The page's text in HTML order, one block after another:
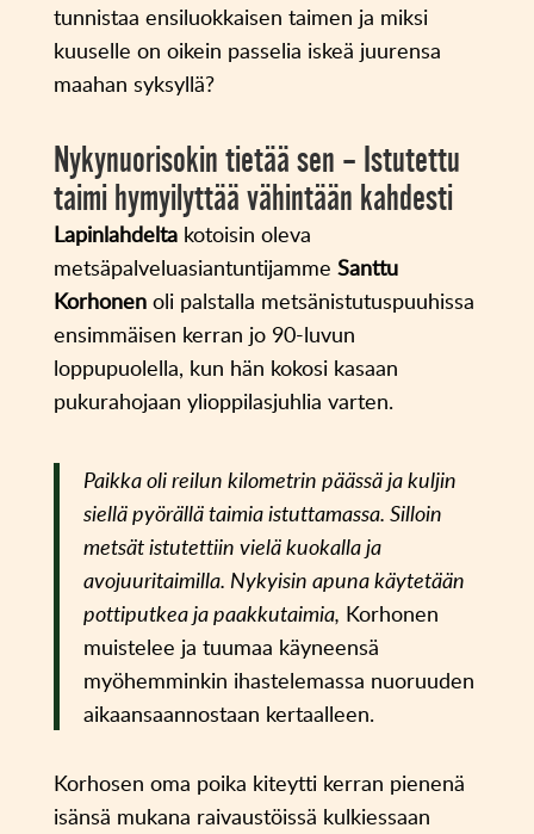
tunnistaa ensiluokkaisen taimen ja miksi
kuuselle on oikein passelia iskeä juurensa
maahan syksyllä?
Nykynuorisokin tietää sen – Istutettu
taimi hymyilyttää vähintään kahdesti
Lapinlahdeltakotoisin oleva
metsäpalveluasiantuntijamme Santtu
Korhonenoli palstalla metsänistutuspuuhissa
ensimmäisen kerran jo 90-luvun
loppupuolella, kun hän kokosi kasaan
pukurahojaan ylioppilasjuhlia varten.
Paikka oli reilun kilometrin päässä ja kuljin
siellä pyörällä taimia istuttamassa. Silloin
metsät istutettiin vielä kuokalla ja
avojuuritaimilla. Nykyisin apuna käytetään
pottiputkea ja paakkutaimia, Korhonen
muistelee ja tuumaa käyneensä
myöhemminkin ihastelemassa nuoruuden
aikaansaannostaan kertaalleen.
Korhosen oma poika kiteytti kerran pienenä
isänsä mukana raivaustöissä kulkiessaan